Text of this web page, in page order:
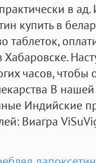
в
купить в
таблеток,
часов, чтобы
В
Индийские
Виагра